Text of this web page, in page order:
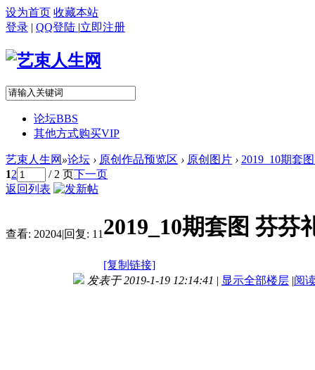
设为首页 收藏本站
登录 | QQ登陆 |立即注册
论坛BBS
其他方式购买VIP
艺束人生网 »论坛 › 原创作品预览区 › 原创图片 › 2019_10期套
12 / 2 页下一页
返回列表
查看: 20204|回复: 11 2019_10期套图 芬芬
[复制链接]
发表于 2019-1-19 12:14:41 | 显示全部楼层 |阅